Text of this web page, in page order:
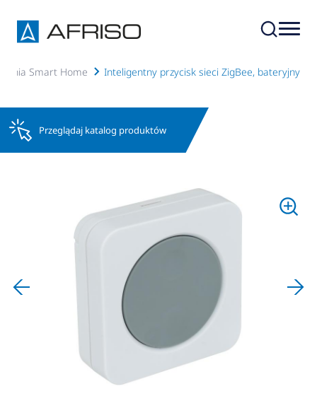
Smart Home Inteligentny przycisk sieci ZigBee, bateryjny
Przeglądaj katalog produktów